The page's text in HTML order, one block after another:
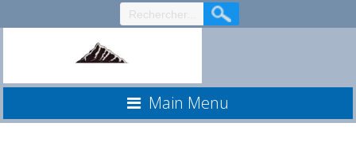
au
Main Menu